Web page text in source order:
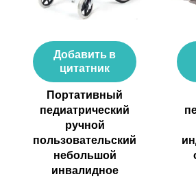
Добавить в
цитатник
Портативный
педиатрический
ручной
пользовательский
небольшой
инвалидное